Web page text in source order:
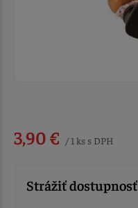
3,90 € / 1 ks s DPH
Strážiť dostupnosť